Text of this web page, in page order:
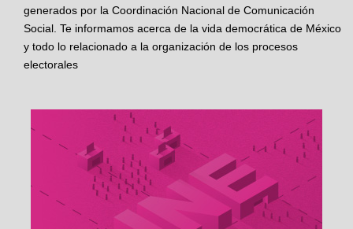
generados por la Coordinación Nacional de Comunicación
Social. Te informamos acerca de la vida democrática de México
y todo lo relacionado a la organización de los procesos
electorales